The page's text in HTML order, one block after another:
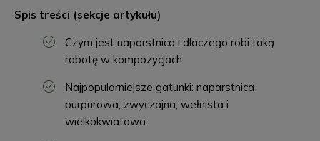
Spis treści (sekcje artykułu)
Czym jest naparstnica i dlaczego robi taką
robotę w kompozycjach
Najpopularniejsze gatunki: naparstnica
purpurowa, zwyczajna, wełnista i
wielkokwiatowa